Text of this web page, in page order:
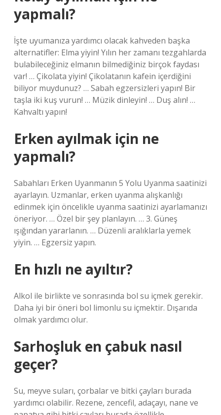
yapmalı?
İşte uyumanıza yardımcı olacak kahveden başka
alternatifler: Elma yiyin! Yılın her zamanı tezgahlarda
bulabileceğiniz elmanın bilmediğiniz birçok faydası
var! … Çikolata yiyin! Çikolatanın kafein içerdiğini
biliyor muydunuz? … Sabah egzersizleri yapın! Bir
taşla iki kuş vurun! … Müzik dinleyin! … Duş alın! …
Kahvaltı yapın!
Erken ayılmak için ne
yapmalı?
Sabahları Erken Uyanmanın 5 Yolu Uyanma saatinizi
ayarlayın. Uzmanlar, erken uyanma alışkanlığı
edinmek için öncelikle uyanma saatinizi ayarlamanızı
öneriyor. … Özel bir şey planlayın. … 3. Güneş
ışığından yararlanın. … Düzenli aralıklarla yemek
yiyin. … Egzersiz yapın.
En hızlı ne ayıltır?
Alkol ile birlikte ve sonrasında bol su içmek gerekir.
Daha iyi bir öneri bol limonlu su içmektir. Dışarıda
olmak yardımcı olur.
Sarhoşluk en çabuk nasıl
geçer?
Su, meyve suları, çorbalar ve bitki çayları burada
yardımcı olabilir. Rezene, zencefil, adaçayı, nane ve